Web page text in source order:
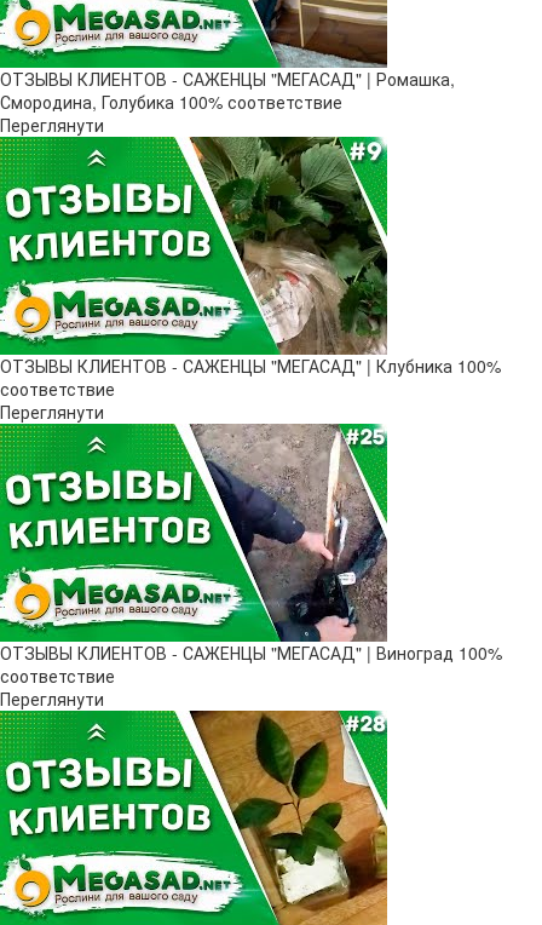
ОТЗЫВЫ КЛИЕНТОВ - САЖЕНЦЫ "МЕГАСАД" | Ромашка,
Смородина, Голубика 100% соответствие
Переглянути
ОТЗЫВЫ КЛИЕНТОВ - САЖЕНЦЫ "МЕГАСАД" | Клубника 100%
соответствие
Переглянути
ОТЗЫВЫ КЛИЕНТОВ - САЖЕНЦЫ "МЕГАСАД" | Виноград 100%
соответствие
Переглянути